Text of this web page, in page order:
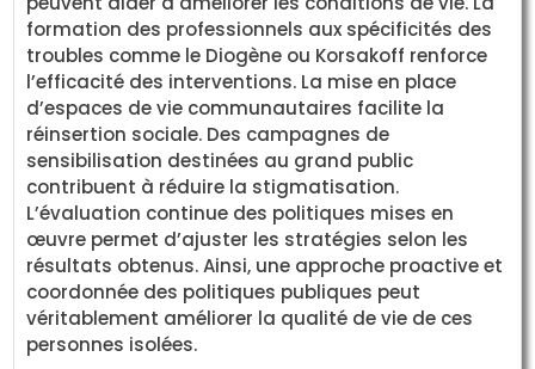
formation des professionnels aux spécificités des
troubles comme le Diogène ou Korsakoff renforce
l’efficacité des interventions. La mise en place
d’espaces de vie communautaires facilite la
réinsertion sociale. Des campagnes de
sensibilisation destinées au grand public
contribuent à réduire la stigmatisation.
L’évaluation continue des politiques mises en
œuvre permet d’ajuster les stratégies selon les
résultats obtenus. Ainsi, une approche proactive et
coordonnée des politiques publiques peut
véritablement améliorer la qualité de vie de ces
personnes isolées.